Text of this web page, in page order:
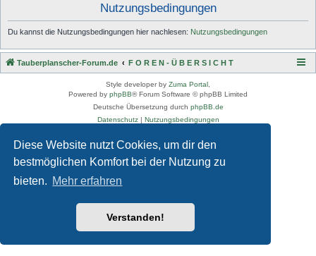
Diese Website nutzt Cookies, um dir den
bestmöglichen Komfort bei der Nutzung zu
bieten. Mehr erfahren
Verstanden!
Nutzungsbedingungen
Du kannst die Nutzungsbedingungen hier nachlesen: Nutzungsbedingungen
Tauberplanscher-Forum.de F O R E N - Ü B E R S I C H T
Style developer by Zuma Portal
Powered by phpBB® Forum Software © phpBB Limited
Deutsche Übersetzung durch phpBB.de
Datenschutz| Nutzungsbedingungen